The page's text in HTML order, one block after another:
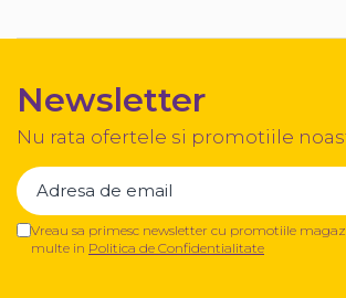
Newsletter
Nu rata ofertele si promotiile
Vreau sa primesc newsletter cu promotiile
multe in Politica de Confidentialitate